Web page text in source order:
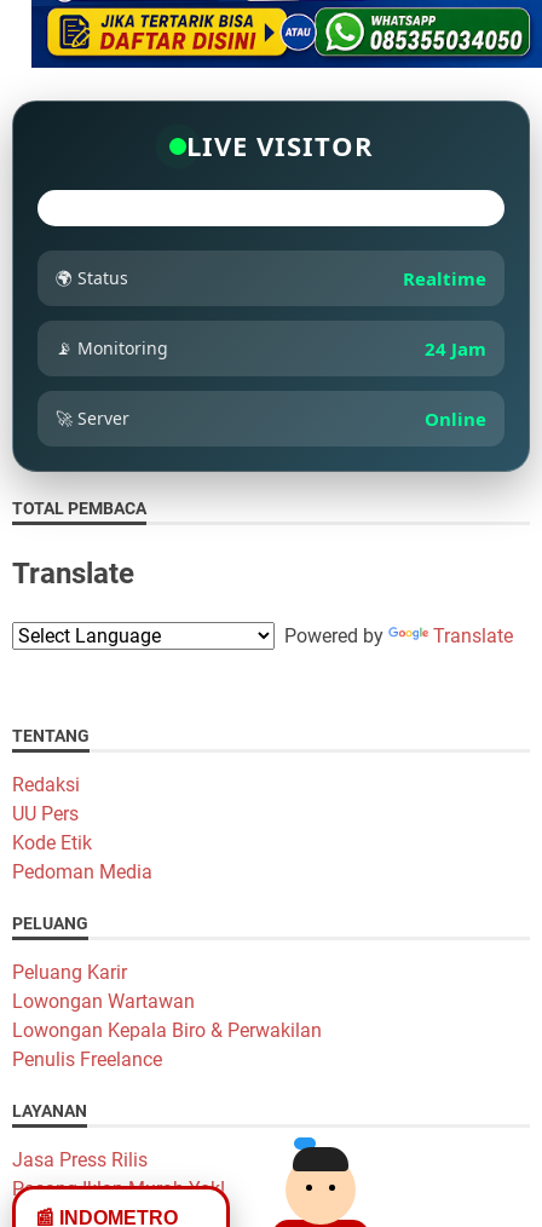
📰 INDOMETRO
LIVE VISITOR
🌍 Status Realtime
📡 Monitoring 24 Jam
🚀 Server Online
TOTAL PEMBACA
Translate
Powered by Translate
TENTANG
Redaksi
UU Pers
Kode Etik
Pedoman Media
PELUANG
Peluang Karir
Lowongan Wartawan
Lowongan Kepala Biro & Perwakilan
Penulis Freelance
LAYANAN
Jasa Press Rilis
Pasang Iklan Murah Yok!